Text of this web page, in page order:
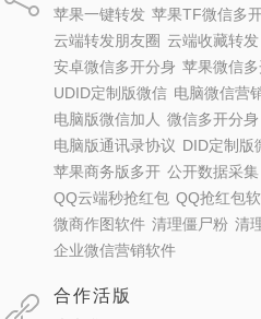
苹果一键转发 苹果TF微信多
云端转发朋友圈 云端收藏转发
安卓微信多开分身 苹果微信
UDID定制版微信 电脑微信营
电脑版微信加人 微信多开分身
电脑版通讯录协议 DID定制版
苹果商务版多开 公开数据采集
QQ云端秒抢红包 QQ抢红包
微商作图软件 清理僵尸粉 清
企业微信营销软件
合作活版